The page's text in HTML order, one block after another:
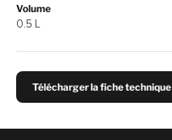
Volume
0.5 L
Télécharger la fiche technique